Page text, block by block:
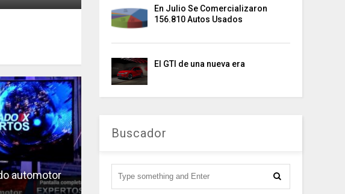
automotor
En Julio Se Comercializaron
156.810 Autos Usados
El GTI de una nueva era
Buscador